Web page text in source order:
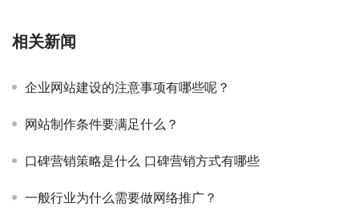
相关新闻
企业网站建设的注意事项有哪些呢？
网站制作条件要满足什么？
口碑营销策略是什么 口碑营销方式有哪些
一般行业为什么需要做网络推广？